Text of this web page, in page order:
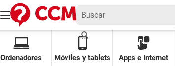
Ordenadores Móviles y tablets Apps e Internet